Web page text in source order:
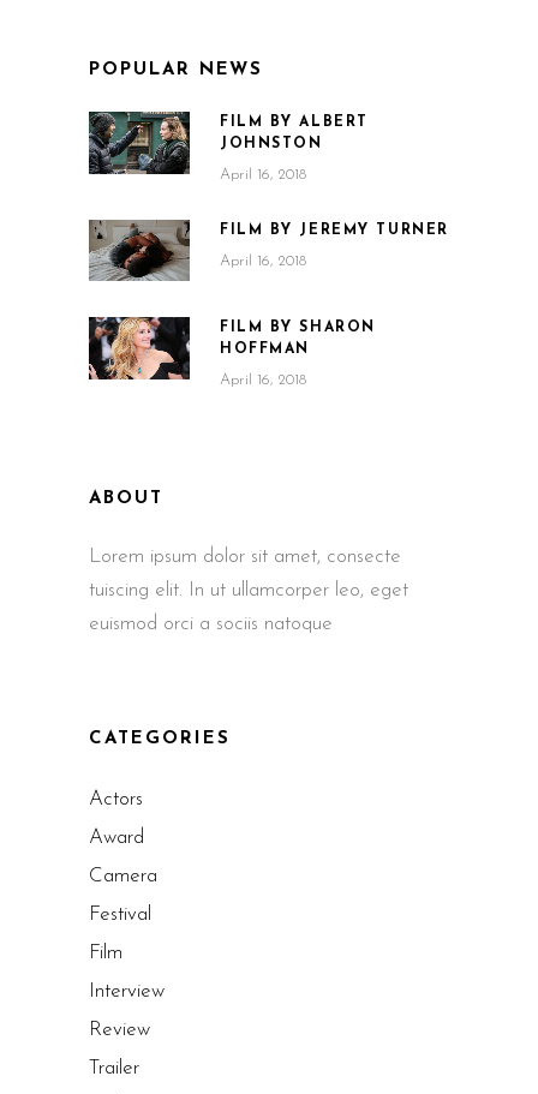
POPULAR NEWS
FILM BY ALBERT
JOHNSTON
April 16, 2018
FILM BY JEREMY TURNER
April 16, 2018
FILM BY SHARON
HOFFMAN
April 16, 2018
ABOUT
Lorem ipsum dolor sit amet, consecte
tuiscing elit. In ut ullamcorper leo, eget
euismod orci a sociis natoque
CATEGORIES
Actors
Award
Camera
Festival
Film
Interview
Review
Trailer